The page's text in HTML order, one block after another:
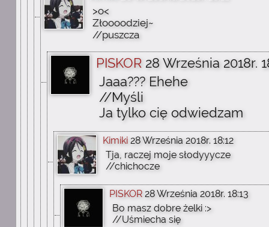
>o<
Złoooodziej~
//puszcza
PISKOR 28 Września 2018r.
Jaaa??? Ehehe
//Myśli
Ja tylko cię odwiedzam
Kimiki 28 Września 2018r. 18:12
Tja, raczej moje słodyyycze
//chichocze
PISKOR 28 Września 2018r. 18:13
Bo masz dobre żelki :>
//Uśmiecha się